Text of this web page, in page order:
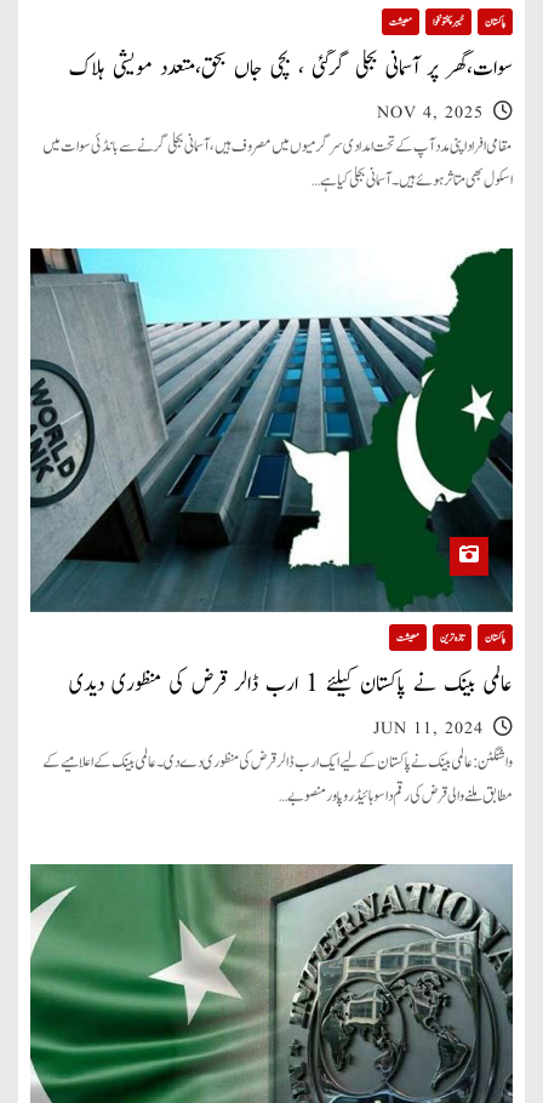
پاکستان خیبر پختونخوا معیشت
سوات،گھر پر آسمانی بجلی گرگئی ، بچی جاں بحق،متعدد مویشی ہلاک
NOV 4, 2025
مقامی افراد اپنی مدد آپ کے تحت امدادی سرگرمیوں میں مصروف ہیں ، آسمانی بجلی گرنے سے بانڈئی سوات میں
اسکول بھی متاثر ہوئے ہیں ۔ آسمانی بجلی کیا ہے…
پاکستان تازہ ترین معیشت
عالمی بینک نے پاکستان کیلئے 1 ارب ڈالر قرض کی منظوری دیدی
JUN 11, 2024
واشنگٹن: عالمی بینک نے پاکستان کے لیے ایک ارب ڈالر قرض کی منظوری دے دی۔ عالمی بینک کے اعلامیے کے
مطابق ملنے والی قرض کی رقم داسو ہائیڈرو پاور منصوبے…